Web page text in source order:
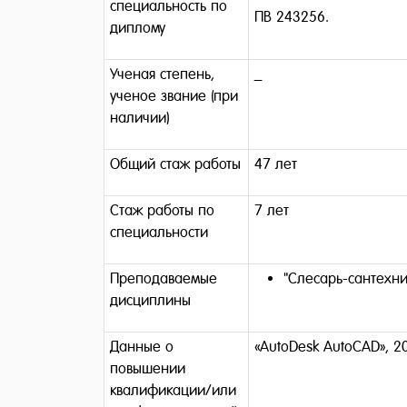
специальность по
диплому
ПВ 243256.
Ученая степень,
ученое звание (при
наличии)
Общий стаж работы 47 лет
Стаж работы по
специальности
7 лет
Преподаваемые
дисциплины
"Слесарь-
Данные о
повышении
квалификации/или
«AutoDesk AutoCAD»,